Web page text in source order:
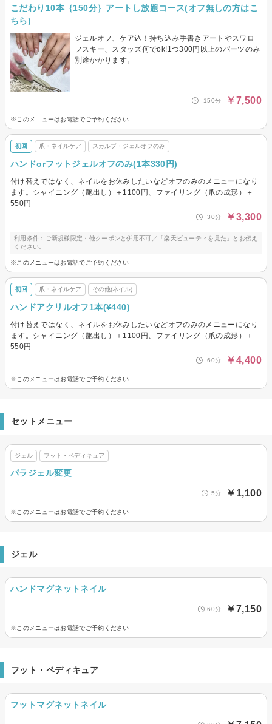
こだわり10本｛150分｝アートし放題コース(オフ無しの方はこ
ちら)
ジェルオフ、ケア込！持ち込み手書きアートやスワロ
フスキー、スタッズ何でok!1つ300円以上のパーツのみ
別途かかります。
150分 ￥7,500
※このメニューはお電話でご予約ください
初回 爪・ネイルケア スカルプ・ジェルオフのみ
ハンドorフットジェルオフのみ(1本330円)
付け替えではなく、ネイルをお休みしたいなどオフのみのメニューになり
ます。シャイニング（艶出し）＋1100円、ファイリング（爪の成形）＋
550円
30分 ￥3,300
利用条件：ご新規様限定・他クーポンと併用不可／「楽天ビューティを見た」とお伝え
ください。
※このメニューはお電話でご予約ください
初回 爪・ネイルケア その他(ネイル)
ハンドアクリルオフ1本(¥440)
付け替えではなく、ネイルをお休みしたいなどオフのみのメニューになり
ます。シャイニング（艶出し）＋1100円、ファイリング（爪の成形）＋
550円
60分 ￥4,400
※このメニューはお電話でご予約ください
セットメニュー
ジェル フット・ペディキュア
パラジェル変更
5分 ￥1,100
※このメニューはお電話でご予約ください
ジェル
ハンドマグネットネイル
60分 ￥7,150
※このメニューはお電話でご予約ください
フット・ペディキュア
フットマグネットネイル